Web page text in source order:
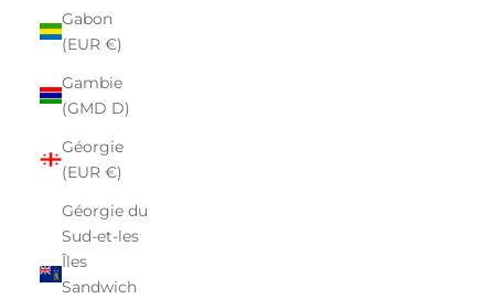
Gabon
(EUR €)
Gambie
(GMD D)
Géorgie
(EUR €)
Géorgie du
Sud-et-les
Îles
Sandwich